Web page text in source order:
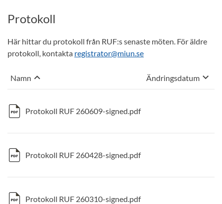
Protokoll
Här hittar du protokoll från RUF:s senaste möten. För äldre
protokoll, kontakta registrator@miun.se
Sortera på
Namn
, Vald sortering: fallande
keyboard_arrow_up Sortera på
Ändringsdatum
, Vald
keyboard_arrow_down
Protokoll RUF 260609-signed.pdf
Protokoll RUF 260428-signed.pdf
Protokoll RUF 260310-signed.pdf